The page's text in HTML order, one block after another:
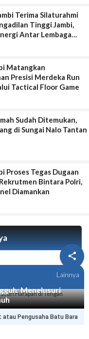

Terima Silaturahmi
Tinggi Jambi,
Antar Lembaga
Matangkan
Presisi Merdeka Run
Tactical Floor Game
Sudah Ditemukan,
di Sungai Nalo Tantan
Proses Tegas Dugaan
Bintara Polri,
Diamankan
Lainnya
Menelusuri
atau Pengusaha Batu Bara